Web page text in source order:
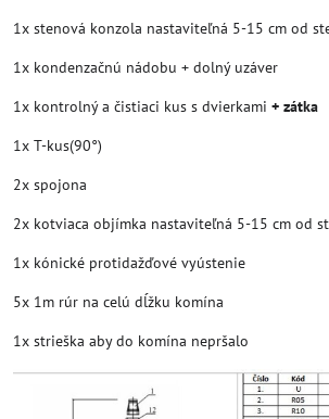
1x stenová konzola nastaviteľná 5-15 cm od
1x kondenzačnú nádobu + dolný uzáver
1x kontrolný a čistiaci kus s dvierkami + zátka
1x T-kus(90°)
2x spojona
2x kotviaca objímka nastaviteľná 5-15 cm od
1x kónické protidažďové vyústenie
5x 1m rúr na celú dĺžku komína
1x strieška aby do komína nepršalo